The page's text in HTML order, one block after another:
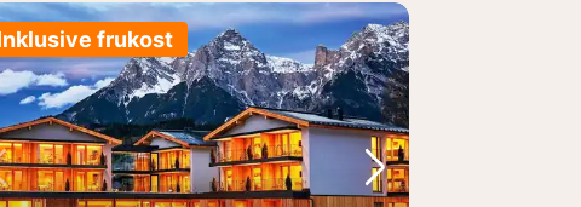
frukost
Föregående bild
Nästa bild